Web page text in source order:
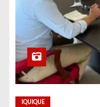
IQUIQUE